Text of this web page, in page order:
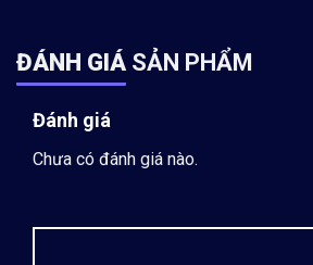
ĐÁNH GIÁ SẢN PHẨM
Đánh giá
Chưa có đánh giá nào.